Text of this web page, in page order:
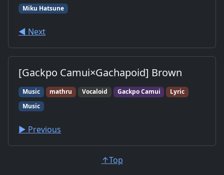
Miku Hatsune
◀︎ Next
[Gackpo Camui×Gachapoid] Brown
Music mathru Vocaloid Gackpo Camui
Lyric
Music
▶︎ Previous
↑Top